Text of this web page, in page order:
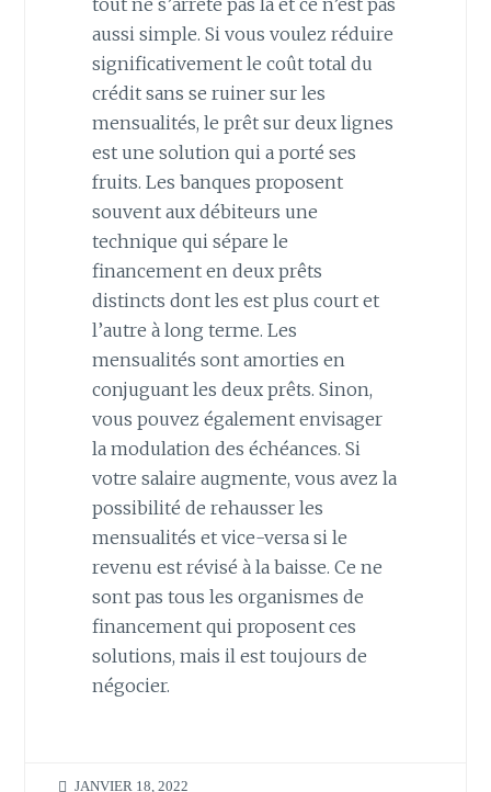
tout ne s’arrête pas là et ce n’est pas
aussi simple. Si vous voulez réduire
significativement le coût total du
crédit sans se ruiner sur les
mensualités, le prêt sur deux lignes
est une solution qui a porté ses
fruits. Les banques proposent
souvent aux débiteurs une
technique qui sépare le
financement en deux prêts
distincts dont les est plus court et
l’autre à long terme. Les
mensualités sont amorties en
conjuguant les deux prêts. Sinon,
vous pouvez également envisager
la modulation des échéances. Si
votre salaire augmente, vous avez la
possibilité de rehausser les
mensualités et vice-versa si le
revenu est révisé à la baisse. Ce ne
sont pas tous les organismes de
financement qui proposent ces
solutions, mais il est toujours de
négocier.
JANVIER 18, 2022